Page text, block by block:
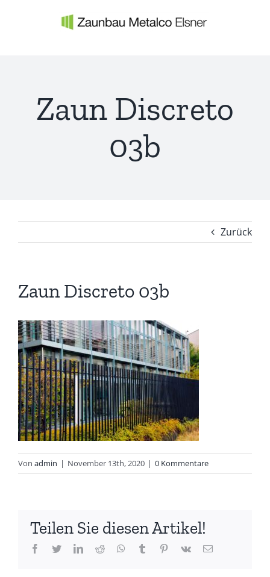
Zaun Discreto
03b
Zurück
Zaun Discreto 03b
Von admin | November 13th, 2020 | 0 Kommentare
Teilen Sie diesen Artikel!
Facebook
TwitterLinkedIn
Reddit Whatsapp
Tumblr Pinterest
Vk Email